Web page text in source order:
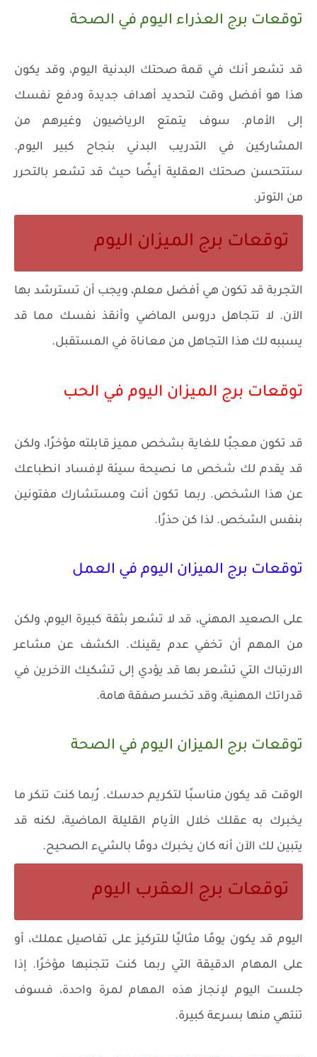
توقعات برج العذراء اليوم في الصحة
قد تشعر أنك في قمة صحتك البدنية اليوم، وقد يكون
هذا هو أفضل وقت لتحديد أهداف جديدة ودفع نفسك
إلى الأمام. سوف يتمتع الرياضيون وغيرهم من
المشاركين في التدريب البدني بنجاح كبير اليوم.
ستتحسن صحتك العقلية أيضًا حيث قد تشعر بالتحرر
من التوتر.
توقعات برج الميزان اليوم
التجربة قد تكون هي أفضل معلم، ويجب أن تسترشد بها
الآن. لا تتجاهل دروس الماضي وأنقذ نفسك مما قد
يسببه لك هذا التجاهل من معاناة في المستقبل.
توقعات برج الميزان اليوم في الحب
قد تكون معجبًا للغاية بشخص مميز قابلته مؤخرًا، ولكن
قد يقدم لك شخص ما نصيحة سيئة لإفساد انطباعك
عن هذا الشخص. ربما تكون أنت ومستشارك مفتونين
بنفس الشخص. لذا كن حذرًا.
توقعات برج الميزان اليوم في العمل
على الصعيد المهني، قد لا تشعر بثقة كبيرة اليوم، ولكن
من المهم أن تخفي عدم يقينك. الكشف عن مشاعر
الارتباك التي تشعر بها قد يؤدي إلى تشكيك الآخرين في
قدراتك المهنية، وقد تخسر صفقة هامة.
توقعات برج الميزان اليوم في الصحة
الوقت قد يكون مناسبًا لتكريم حدسك. رُبما كنت تنكر ما
يخبرك به عقلك خلال الأيام القليلة الماضية، لكنه قد
يتبين لك الآن أنه كان يخبرك دومًا بالشيء الصحيح.
توقعات برج العقرب اليوم
اليوم قد يكون يومًا مثاليًا للتركيز على تفاصيل عملك، أو
على المهام الدقيقة التي ربما كنت تتجنبها مؤخرًا. إذا
جلست اليوم لإنجاز هذه المهام لمرة واحدة، فسوف
تنتهي منها بسرعة كبيرة.